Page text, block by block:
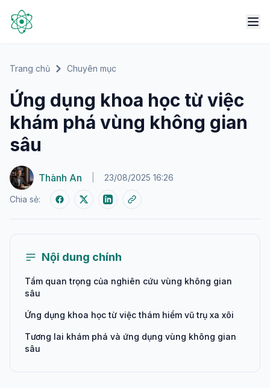
Trang chủ Chuyên mục
Ứng dụng khoa học từ việc
khám phá vùng không gian
sâu
Thành An 23/08/2025 16:26
Chia sẻ:
Nội dung chính
Tầm quan trọng của nghiên cứu vùng không gian
sâu
Ứng dụng khoa học từ việc thám hiểm vũ trụ xa xôi
Tương lai khám phá và ứng dụng vùng không gian
sâu